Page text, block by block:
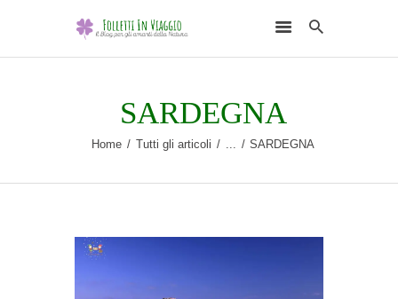
SARDEGNA
Home Tutti gli articoli ... SARDEGNA
HOME
SCEGLI L’ELEMENTO
NATURALE